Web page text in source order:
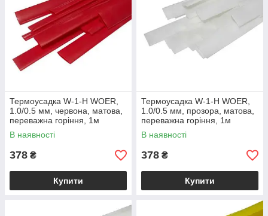
Термоусадка W-1-H WOER,
1.0/0.5 мм, червона, матова,
переважна горіння, 1м
(1уп/100м)
В наявності
378 ₴
Купити
Термоусадка W-1-H WOER,
1.0/0.5 мм, прозора, матова,
переважна горіння, 1м
(1уп/100м)
В наявності
378 ₴
Купити